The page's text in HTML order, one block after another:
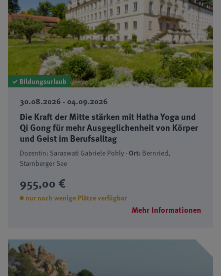
✓ Bildungsurlaub
30.08.2026 - 04.09.2026
Die Kraft der Mitte stärken mit Hatha Yoga und
Qi Gong für mehr Ausgeglichenheit von Körper
und Geist im Berufsalltag
Dozentin: Saraswati Gabriele Pohly ·Ort: Bernried,
Starnberger See
955,00 €
nur noch wenige Plätze verfügbar
Mehr Informationen